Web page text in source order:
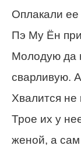
Оплакали ее
Пэ Му Ён
Молодую да
сварливую.
Хвалится не
Трое их у
женой, а